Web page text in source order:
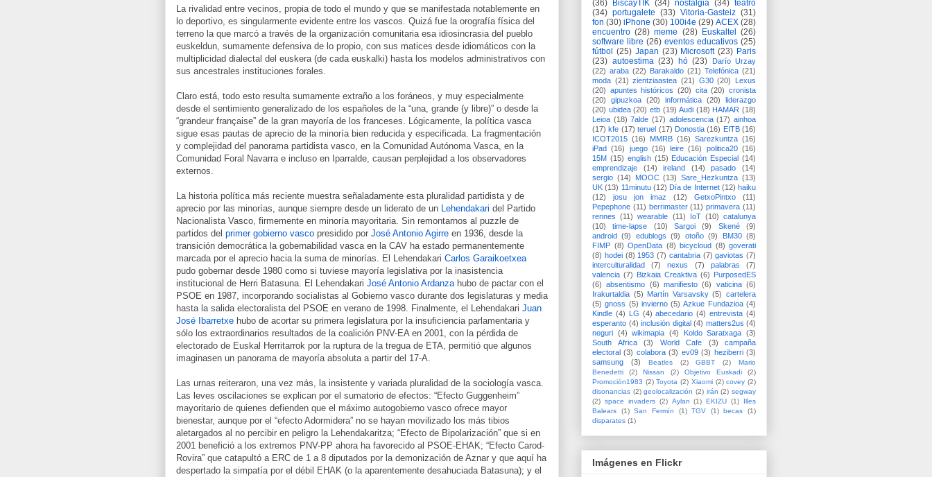
La rivalidad entre vecinos, propia de todo el mundo y que se manifestada notablemente en
lo deportivo, es singularmente evidente entre los vascos. Quizá fue la orografía física del
terreno la que marcó a través de la organización comunitaria esa idiosincrasia del pueblo
euskeldun, sumamente defensiva de lo propio, con sus matices desde idiomáticos con la
multiplicidad dialectal del euskera (de cada euskalki) hasta los modelos administrativos con
sus ancestrales instituciones forales.
Claro está, todo esto resulta sumamente extraño a los foráneos, y muy especialmente
desde el sentimiento generalizado de los españoles de la “una, grande (y libre)” o desde la
“grandeur française” de la gran mayoría de los franceses. Lógicamente, la política vasca
sigue esas pautas de aprecio de la minoría bien reducida y especificada. La fragmentación
y complejidad del panorama partidista vasco, en la Comunidad Autónoma Vasca, en la
Comunidad Foral Navarra e incluso en Iparralde, causan perplejidad a los observadores
externos.
La historia política más reciente muestra señaladamente esta pluralidad partidista y de
aprecio por las minorías, aunque siempre desde un liderato de un Lehendakari del Partido
Nacionalista Vasco, firmemente en minoría mayoritaria. Sin remontarnos al puzzle de
partidos del primer gobierno vasco presidido por José Antonio Agirre en 1936, desde la
transición democrática la gobernabilidad vasca en la CAV ha estado permanentemente
marcada por el aprecio hacia la suma de minorías. El Lehendakari Carlos Garaikoetxea
pudo gobernar desde 1980 como si tuviese mayoría legislativa por la inasistencia
institucional de Herri Batasuna. El Lehendakari José Antonio Ardanzahubo de pactar con el
PSOE en 1987, incorporando socialistas al Gobierno vasco durante dos legislaturas y media
hasta la salida electoralista del PSOE en verano de 1998. Finalmente, el Lehendakari Juan
José Ibarretxe hubo de acortar su primera legislatura por la insuficiencia parlamentaria y
sólo los extraordinarios resultados de la coalición PNV-EA en 2001, con la pérdida de
electorado de Euskal Herritarrok por la ruptura de la tregua de ETA, permitió que algunos
imaginasen un panorama de mayoría absoluta a partir del 17-A.
Las urnas reiteraron, una vez más, la insistente y variada pluralidad de la sociología vasca.
Las leves oscilaciones se explican por el sumatorio de efectos: “Efecto Guggenheim”
mayoritario de quienes defienden que el máximo autogobierno vasco ofrece mayor
bienestar, aunque por el “efecto Adormidera” no se hayan movilizado los más tibios
aletargados al no percibir en peligro la Lehendakaritza; “Efecto de Bipolarización” que si en
2001 benefició a los extremos PNV-PP ahora ha favorecido al PSOE-EHAK; “Efecto Carod-
Rovira” que catapultó a ERC de 1 a 8 diputados por la demonización de Aznar y que aquí ha
despertado la simpatía por el débil EHAK (o la aparentemente desahuciada Batasuna); y el
(36)
BiscayTIK (34) nostalgia (34) teatro
(34) portugalete (33) Vitoria-Gasteiz (31)
fon (30) iPhone (30) 100i4e (29) ACEX (28)
encuentro (28) meme (28) Euskaltel
(26)
software libre (26) eventos educativos (25)
fútbol (25) Japan (23) Microsoft (23) Paris
(23) autoestima (23) hó (23)
Darío Urzay
(22) araba (22) Barakaldo (21) Telefónica (21)
moda (21) zientziaastea (21) G30 (20)
Lexus
(20) apuntes históricos (20) cita (20) cronista
(20)
gipuzkoa (20) informática (20)
liderazgo
(20) ubidea (20) etb (19) Audi (18) HAMAR (18)
Leioa (18) 7alde (17) adolescencia (17) ainhoa
(17) kfe (17) teruel (17) Donostia (16) EITB (16)
ICOT2015 (16) MMRB (16) Sarezkuntza (16)
iPad (16) juego (16) leire (16) politica20 (16)
15M (15) english (15) Educación Especial (14)
emprendizaje
(14) ireland (14) pasado
(14)
sergio (14) MOOC (13) Sare_Hezkuntza (13)
UK (13) 11minutu (12) Día de Internet (12) haiku
(12)
josu jon imaz (12) GetxoPintxo
(11)
Pepephone (11) berrimaster (11) primavera (11)
rennes (11) wearable (11) IoT (10) catalunya
(10)
time-lapse (10) Sargoi (9) Skené
(9)
android (9) edublogs (9) otoño (9) BM30 (8)
FIMP (8) OpenData (8) bicycloud (8) goverati
(8) hodei (8) 1953 (7) cantabria (7) gaviotas (7)
interculturalidad
(7) nexus (7) palabras
(7)
valencia (7) Bizkaia Creaktiva (6) PurposedES
(6)
absentismo (6) manifiesto (6) vaticina (6)
Irakurtaldia (5) Martín Varsavsky (5) cartelera
(5) gnoss (5) invierno (5) Azkue Fundazioa (4)
Kindle (4) LG (4) abecedario (4) entrevista (4)
esperanto (4) inclusión digital (4) matters2us (4)
neguri (4) wikimapia (4) Koldo Saratxaga (3)
South Africa
(3) World Cafe (3)
campaña
electoral (3) colabora (3) ev09 (3) heziberri (3)
samsung
(3) Beatles (2) GBBT (2)
Mario
Benedetti
(2) Nissan (2) Objetivo Euskadi
(2)
Promoción1983 (2) Toyota (2) Xiaomi (2) covey (2)
disonancias (2) geolocalización (2) irán (2) segway
(2) space invaders (2) Aylan (1) EKIZU (1)
Illes
Balears
(1) San Fermín (1) TGV (1) becas
(1)
disparates (1)
Imágenes en Flickr